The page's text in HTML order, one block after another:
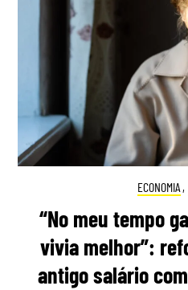
ECONOMIA ,
“No meu tempo
vivia melhor”:
antigo salário